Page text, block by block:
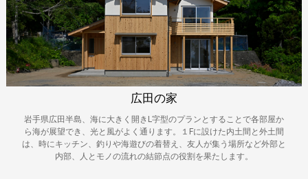
広田の家
岩手県広田半島、海に大きく開きL字型のプランとすることで各部屋か
ら海が展望でき、光と風がよく通ります。１Fに設けた内土間と外土間
は、時にキッチン、釣りや海遊びの着替え、友人が集う場所など外部と
内部、人とモノの流れの結節点の役割を果たします。